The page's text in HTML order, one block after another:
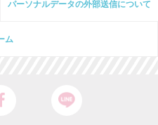
パーソナルデータの外部送信について
ム